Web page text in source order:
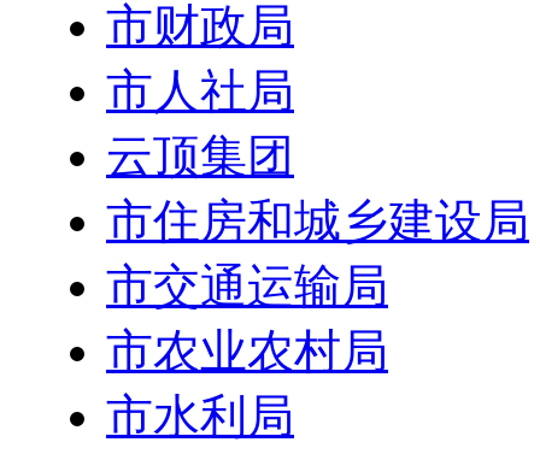
市财政局
市人社局
云顶集团
市住房和城乡建设局
市交通运输局
市农业农村局
市水利局